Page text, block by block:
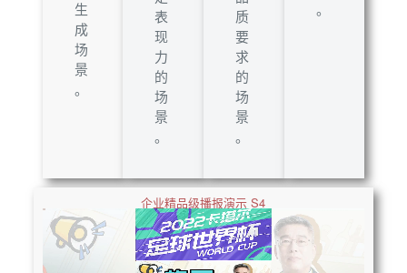
生
成
场
景
。
表
现
力
的
场
景
。
质
要
求
的
场
景
。
。
企业精品级播报演示 S4